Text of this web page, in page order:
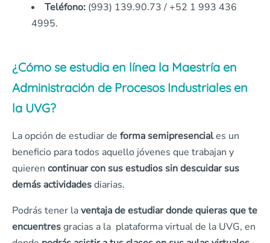
Teléfono: (993) 139.90.73 / +52 1 993 436
4995.
¿Cómo se estudia en línea la Maestría en
Administración de Procesos Industriales en
la UVG?
La opción de estudiar de forma semipresenciales un
beneficio para todos aquello jóvenes que trabajan y
quieren continuar con sus estudios sin descuidar sus
demás actividadesdiarias.
Podrás tener laventaja de estudiar donde quieras que te
encuentresgracias a la plataforma virtual de la UVG, en